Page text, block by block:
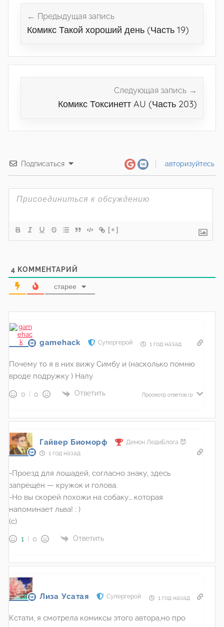
записям
Предыдущая запись
Комикс Такой хороший день (Часть 19)
Следующая запись
Комикс Токсинетт AU (Часть 203)
Подписаться авторизуйтесь
[+]
4 КОММЕНТАРИЙ
старее
gamehack Супергерой 1 год назад
Почему то я в них вижу Симбу и (насколько помню
вроде подружку ) Налу
0 0 Ответить Просмотр ответов (1)
Гайвер Биоморф
Демон ЛедиБлога 😈
1 год назад
-Проезд для лошадей, согласно знаку, здесь
запрещён — кружок и голова.
-Но вы скорей похожи на собаку… которая
напоминает льва! : )
(с)
1 0 Ответить
Лиза Усатая Супергерой 1 год назад
Кстати, я смотрела комиксы этого автора,но про